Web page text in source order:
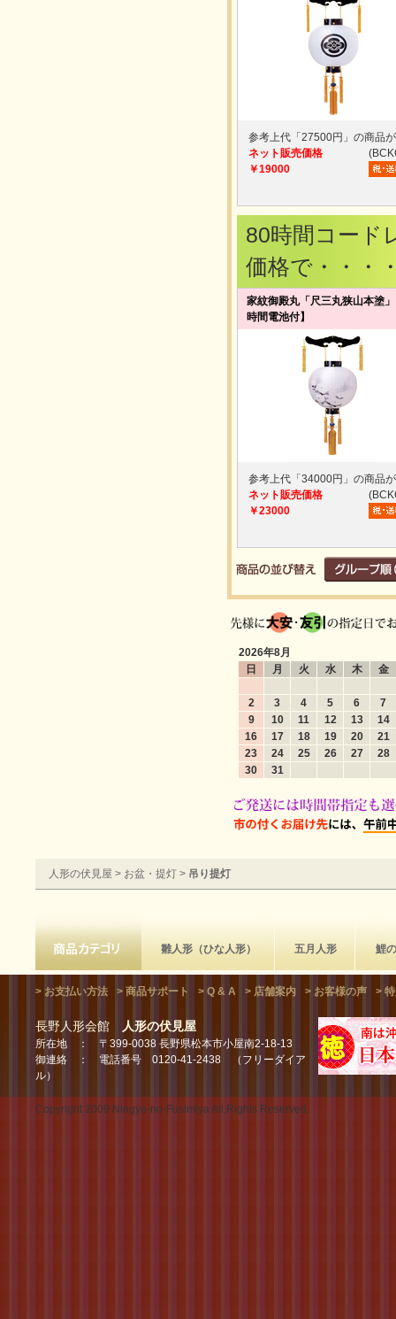
参考上代「27500円」の商品
ネット販売価格
￥19000
80時間コード
価格で・・・
家紋御殿丸「尺三丸狭山本塗
時間電池付】
参考上代「34000円」の商品
ネット販売価格
￥23000
2026年8月
日
月 火 水 木 金
2 3 4 5 6
7
9
10 11 12 13
14
16
17 18 19 20
21
23
24 25 26 27
28
30
31
人形の伏見屋 > お盆・提灯 > 吊り提灯
雛人形（ひな人形） 五月人形 鯉
> お支払い方法 > 商品サポート > Q & A > 店舗案内 > お客様の声 >
長野人形会館 人形の伏見屋
所在地 ： 〒399-0038 長野県松本市小屋南2-18-13
御連絡 ： 電話番号 0120-41-2438 （フリーダイア
ル）
Copyright 2009 Ningyo-no-Fusimiya All.Rights Reserved.